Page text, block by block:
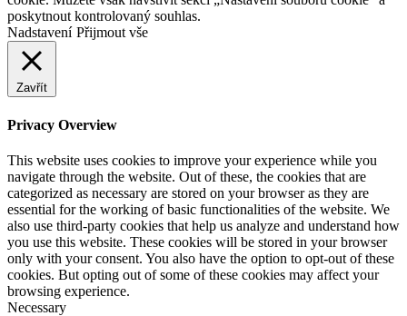
poskytnout kontrolovaný souhlas.
Nadstavení Přijmout vše
Zavřít
Privacy Overview
This website uses cookies to improve your experience while you
navigate through the website. Out of these, the cookies that are
categorized as necessary are stored on your browser as they are
essential for the working of basic functionalities of the website. We
also use third-party cookies that help us analyze and understand how
you use this website. These cookies will be stored in your browser
only with your consent. You also have the option to opt-out of these
cookies. But opting out of some of these cookies may affect your
browsing experience.
Necessary